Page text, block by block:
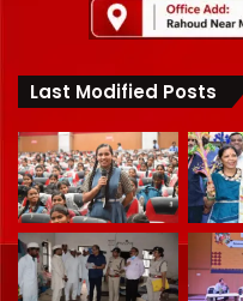
Last Modified Posts